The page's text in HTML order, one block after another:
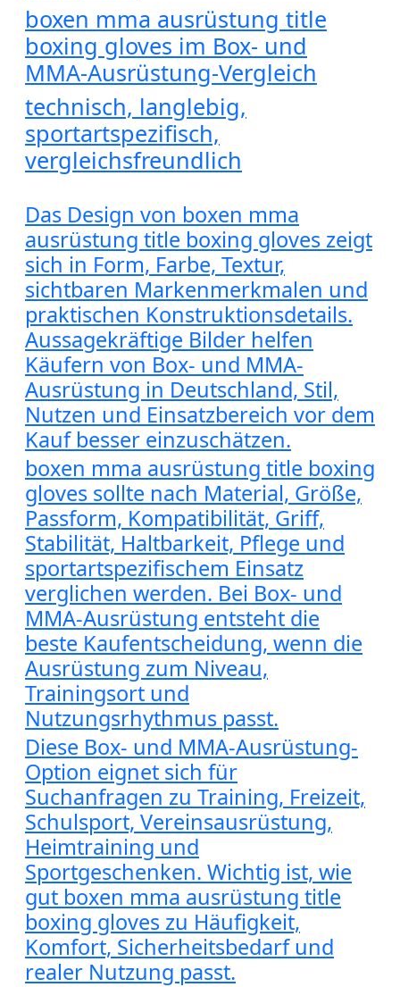
boxen mma ausrüstung title
boxing gloves im Box- und
MMA-Ausrüstung-Vergleich
technisch, langlebig,
sportartspezifisch,
vergleichsfreundlich
Das Design von boxen mma
ausrüstung title boxing gloves zeigt
sich in Form, Farbe, Textur,
sichtbaren Markenmerkmalen und
praktischen Konstruktionsdetails.
Aussagekräftige Bilder helfen
Käufern von Box- und MMA-
Ausrüstung in Deutschland, Stil,
Nutzen und Einsatzbereich vor dem
Kauf besser einzuschätzen.
boxen mma ausrüstung title boxing
gloves sollte nach Material, Größe,
Passform, Kompatibilität, Griff,
Stabilität, Haltbarkeit, Pflege und
sportartspezifischem Einsatz
verglichen werden. Bei Box- und
MMA-Ausrüstung entsteht die
beste Kaufentscheidung, wenn die
Ausrüstung zum Niveau,
Trainingsort und
Nutzungsrhythmus passt.
Diese Box- und MMA-Ausrüstung-
Option eignet sich für
Suchanfragen zu Training, Freizeit,
Schulsport, Vereinsausrüstung,
Heimtraining und
Sportgeschenken. Wichtig ist, wie
gut boxen mma ausrüstung title
boxing gloves zu Häufigkeit,
Komfort, Sicherheitsbedarf und
realer Nutzung passt.